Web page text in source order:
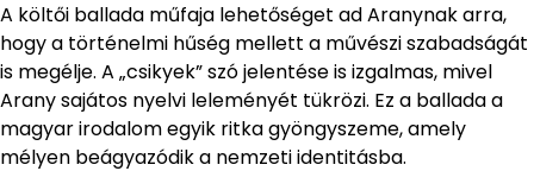
A költői ballada műfaja lehetőséget ad Aranynak arra,
hogy a történelmi hűség mellett a művészi szabadságát
is megélje. A „csikyek” szó jelentése is izgalmas, mivel
Arany sajátos nyelvi leleményét tükrözi. Ez a ballada a
magyar irodalom egyik ritka gyöngyszeme, amely
mélyen beágyazódik a nemzeti identitásba.